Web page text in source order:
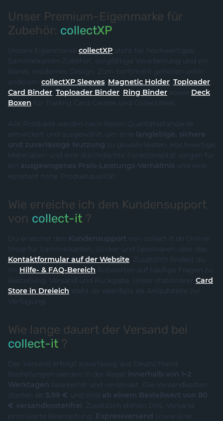
Unser Premium-Eigenmarke für
Zubehör: collectXP
Unsere Eigenmarke collectXP steht für hochwertiges
Sammelkarten-Zubehör, sorgfältige Verarbeitung und ein
klares, modernes Design. Zum Sortiment gehören unter
anderem collectXP Sleeves, Magnetic Holder, Toploader,
Card Binder, Toploader Binder, Ring Binder sowie Deck
Boxen für Trading Card Games und Collectibles.
Alle Produkte werden nach festen Qualitätsstandards
entwickelt und ausgewählt, um eine langlebige, sichere
und zuverlässige Nutzung zu gewährleisten. Hochwertige
Materialien und eine durchdachte Funktionalität sorgen für
ein ausgewogenes Preis-Leistungs-Verhältnis und eine
konstant hohe Produktqualität.
Wie erreiche ich den Kundensupport
von collect-it ?
Du erreichst den Kundensupport von collect-it.de Online
Shop für Sammelkarten, Sticker und Spielwaren über das
Kontaktformular auf der Website. Zusätzlich findest du
im Hilfe- & FAQ-Bereich Antworten auf häufige Fragen zu
Bestellung, Versand und Rückgabe. Unser stationärer Card
Store in Dreieich steht dir ebenfalls als Anlaufstelle zur
Verfügung.
Wie lange dauert der Versand bei
collect-it ?
Der Versand erfolgt zuverlässig aus Deutschland.
Bestellungen werden in der Regel innerhalb von 1–2
Werktagen bearbeitet und versendet. Die Versandkosten
starten ab 3,99 € und sind ab einem Bestellwert von 80
€ versandkostenfrei. Zusätzlich stehen DHL-Versand,
priorisierte Bearbeitung, Expressversand sowie eine